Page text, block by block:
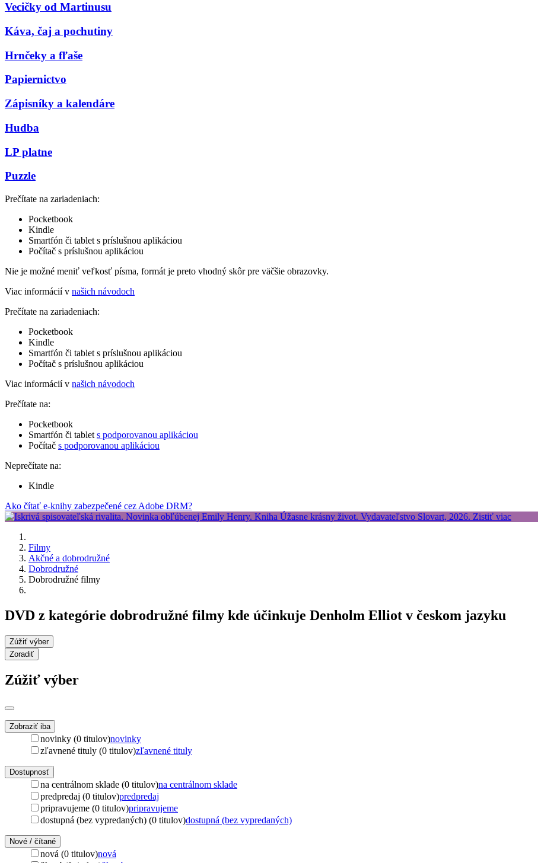
Vecičky od Martinusu
Káva, čaj a pochutiny
Hrnčeky a fľaše
Papiernictvo
Zápisníky a kalendáre
Hudba
LP platne
Puzzle
Prečítate na zariadeniach:
Pocketbook
Kindle
Smartfón či tablet s príslušnou aplikáciou
Počítač s príslušnou aplikáciou
Nie je možné meniť veľkosť písma, formát je preto vhodný skôr pre väčšie obrazovky.
Viac informácií v našich návodoch
Prečítate na zariadeniach:
Pocketbook
Kindle
Smartfón či tablet s príslušnou aplikáciou
Počítač s príslušnou aplikáciou
Viac informácií v našich návodoch
Prečítate na:
Pocketbook
Smartfón či tablet s podporovanou aplikáciou
Počítač s podporovanou aplikáciou
Neprečítate na:
Kindle
Ako čítať e-knihy zabezpečené cez Adobe DRM?
Filmy
Akčné a dobrodružné
Dobrodružné
Dobrodružné filmy
DVD z kategórie dobrodružné filmy kde účinkuje Denholm Elliot v českom jazyku
Zúžiť výber
Zoradiť
Zúžiť výber
Zobraziť iba
novinky (0 titulov)novinky
zľavnené tituly (0 titulov)zľavnené tituly
Dostupnosť
na centrálnom sklade (0 titulov)na centrálnom sklade
predpredaj (0 titulov)predpredaj
pripravujeme (0 titulov)pripravujeme
dostupná (bez vypredaných) (0 titulov)dostupná (bez vypredaných)
Nové / čítané
nová (0 titulov)nová